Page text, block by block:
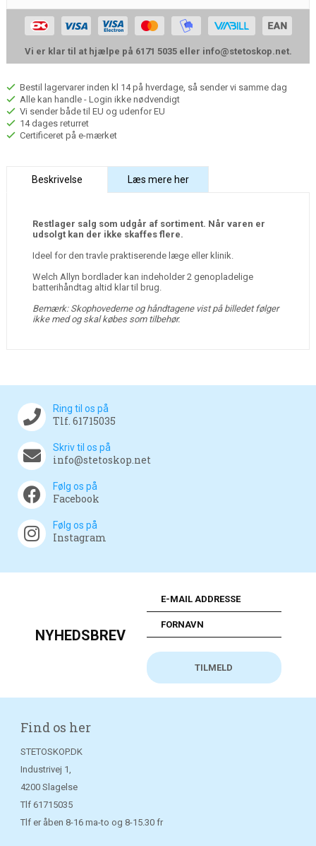
Vi er klar til at hjælpe på 6171 5035 eller info@stetoskop.net.
Bestil lagervarer inden kl 14 på hverdage, så sender vi samme dag
Alle kan handle - Login ikke nødvendigt
Vi sender både til EU og udenfor EU
14 dages returret
Certificeret på e-mærket
Beskrivelse Læs mere her
Restlager salg som udgår af sortiment. Når varen er
udsolgt kan der ikke skaffes flere.
Ideel for den travle praktiserende læge eller klinik.
Welch Allyn bordlader kan indeholder 2 genopladelige
batterihåndtag altid klar til brug.
Bemærk: Skophovederne og håndtagene vist på billedet følger
ikke med og skal købes som tilbehør.
Ring til os på
Tlf. 61715035
Skriv til os på
info@stetoskop.net
Følg os på
Facebook
Følg os på
Instagram
NYHEDSBREV
Find os her
STETOSKOP.DK
Industrivej 1,
4200 Slagelse
Tlf 61715035
Tlf er åben 8-16 ma-to og 8-15.30 fr